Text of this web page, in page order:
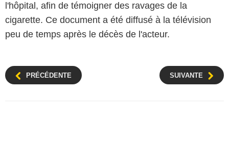
l'hôpital, afin de témoigner des ravages de la
cigarette. Ce document a été diffusé à la télévision
peu de temps après le décès de l'acteur.
PRÉCÉDENTE SUIVANTE